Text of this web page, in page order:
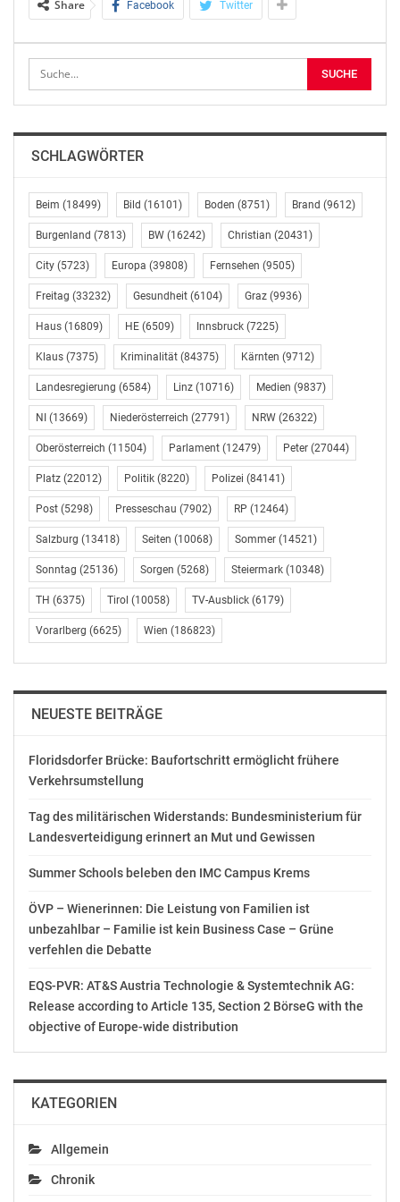
relevant? Wie sieht es mit der Flächeneffizienz von
anderen Ölpflanzen aus?
Diskutiert werden beim Dialog gesundheitliche und
umweltrelevante ebenso wie technologische und
Fragen der Suffizienz.
Nähere Details zu Inhalt und Ablauf finden Sie unter
[www.forum-ernaehrung.at/dialog2018_palmoel]
(http://www.forum-ernaehrung.at/events/feh-dialog-
palmoel/).
Die Teilnahme ist für PressevertreterInnen bei Voraus-
Akkreditierung kostenlos.
Bitte um Anmeldung an:
Dr. Marlies Gruber, Telefon 01 712 33 44; E-Mail:
mg@forum-ernaehrung.at
Programm zum Dialog: „Reden wir über Palmöl“
* Wann: Donnerstag, 19. April 2018; halbtags, von
13:15 bis 16:30
Uhr
* Wo: Haus des Sports, Prinz Eugen-Straße 4, 1040
Wien
Ablauf/ Speaker und Themen:
Peter Reinecke (Präsident des f.eh)
* 13.30-14.15 Uhr: Palmöl aus der Sicht der:
… Gesundheit (Ingrid Kiefer, AGES)
* 14.15-14.45 Uhr: Pause
* 14.45-15.30 Uhr: Palmöl aus der Sicht der:
… Herstellung (Florian Rauch, VFI GmbH, Wels)
* 15.30-16.30 Uhr: Podiumsdiskussion mit Ingrid Kiefer
(AGES), Helene Glatter-Götz (WWF), Regine
(relations)
* ab 16.30 Uhr: Get together
<a>
Share Facebook Twitter
SCHLAGWÖRTER
Beim (18499) Bild (16101) Boden (8751) Brand (9612)
Burgenland (7813) BW (16242) Christian (20431)
City (5723) Europa (39808) Fernsehen (9505)
Freitag (33232) Gesundheit (6104) Graz (9936)
Haus (16809) HE (6509) Innsbruck (7225)
Klaus (7375) Kriminalität (84375) Kärnten (9712)
Landesregierung (6584) Linz (10716) Medien (9837)
NI (13669) Niederösterreich (27791) NRW (26322)
Oberösterreich (11504) Parlament (12479) Peter (27044)
Platz (22012) Politik (8220) Polizei (84141)
Post (5298) Presseschau (7902) RP (12464)
Salzburg (13418) Seiten (10068) Sommer (14521)
Sonntag (25136) Sorgen (5268) Steiermark (10348)
TH (6375) Tirol (10058) TV-Ausblick (6179)
Vorarlberg (6625) Wien (186823)
NEUESTE BEITRÄGE
Floridsdorfer Brücke: Baufortschritt ermöglicht frühere
Verkehrsumstellung
Tag des militärischen Widerstands: Bundesministerium für
Landesverteidigung erinnert an Mut und Gewissen
Summer Schools beleben den IMC Campus Krems
ÖVP – Wienerinnen: Die Leistung von Familien ist
unbezahlbar – Familie ist kein Business Case – Grüne
verfehlen die Debatte
EQS-PVR: AT&S Austria Technologie & Systemtechnik AG:
Release according to Article 135, Section 2 BörseG with the
objective of Europe-wide distribution
KATEGORIEN
Allgemein
Chronik